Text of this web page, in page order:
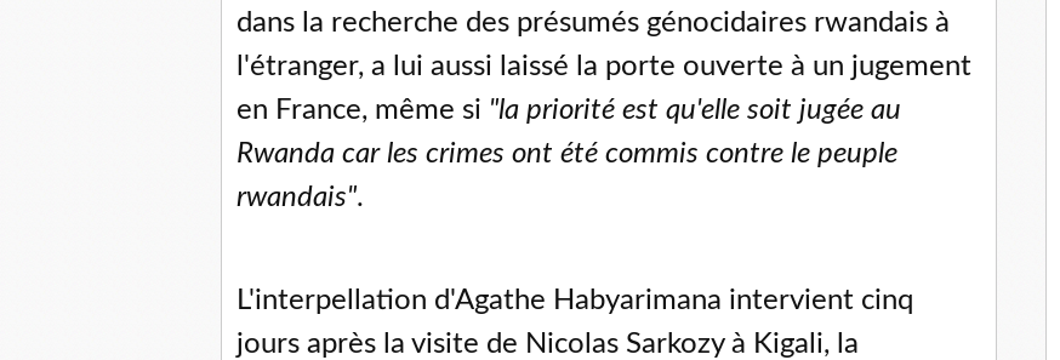
dans la recherche des présumés génocidaires rwandais à
l'étranger, a lui aussi laissé la porte ouverte à un jugement
en France, même si "la priorité est qu'elle soit jugée au
Rwanda car les crimes ont été commis contre le peuple
rwandais".
L'interpellation d'Agathe Habyarimana intervient cinq
jours après la visite de Nicolas Sarkozy à Kigali, la